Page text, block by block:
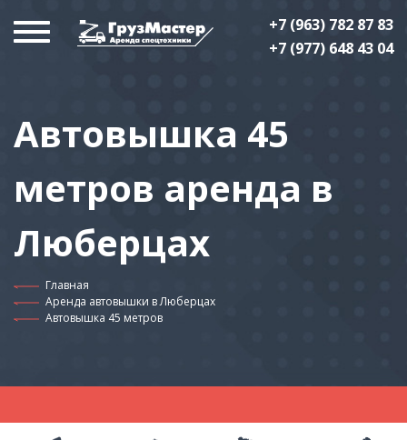
+7 (963) 782 87 83
+7 (977) 648 43 04
Автовышка 45
метров аренда в
Люберцах
Главная
Аренда автовышки в Люберцах
Автовышка 45 метров